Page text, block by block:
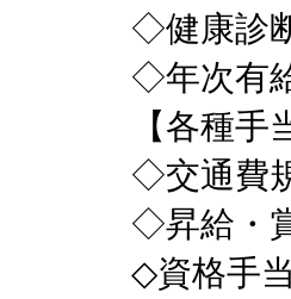
◇健康診
◇年次有
【各種
◇交通費
◇昇給・
◇資格手当